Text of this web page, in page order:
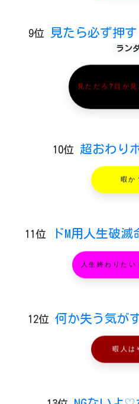
9位 見たら必ず押
ラン
見ただろ?目が
10位 超おわり
暇か
11位 ドM用人生破
人生終わりたい
12位 何か失う気が
暇人は